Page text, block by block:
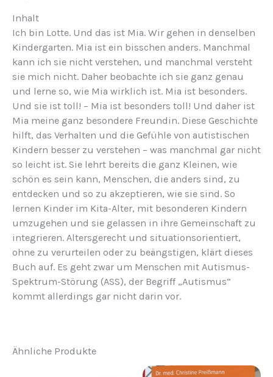
Inhalt
Ich bin Lotte. Und das ist Mia. Wir gehen in denselben
Kindergarten. Mia ist ein bisschen anders. Manchmal
kann ich sie nicht verstehen, und manchmal versteht
sie mich nicht. Daher beobachte ich sie ganz genau
und lerne so, wie Mia wirklich ist. Mia ist besonders.
Und sie ist toll! – Mia ist besonders toll! Und daher ist
Mia meine ganz besondere Freundin. Diese Geschichte
hilft, das Verhalten und die Gefühle von autistischen
Kindern besser zu verstehen – was manchmal gar nicht
so leicht ist. Sie lehrt bereits die ganz Kleinen, wie
schön es sein kann, Menschen, die anders sind, zu
entdecken und so zu akzeptieren, wie sie sind. So
lernen Kinder im Kita-Alter, mit besonderen Kindern
umzugehen und sie gelassen in ihre Gemeinschaft zu
integrieren. Altersgerecht und situationsorientiert,
ohne zu verurteilen oder zu beängstigen, klärt dieses
Buch auf. Es geht zwar um Menschen mit Autismus-
Spektrum-Störung (ASS), der Begriff „Autismus“
kommt allerdings gar nicht darin vor.
Ähnliche Produkte